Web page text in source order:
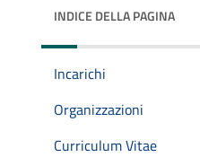
INDICE DELLA PAGINA
Incarichi
Organizzazioni
Curriculum Vitae